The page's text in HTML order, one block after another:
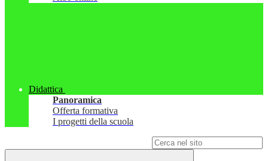
Didattica
Panoramica
Offerta formativa
I progetti della scuola